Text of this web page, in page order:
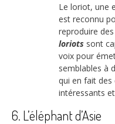
Le loriot, une
est reconnu
reproduire
loriots sont
voix pour
semblables à
qui en fait
intéressants
6. L’éléphant d’Asie